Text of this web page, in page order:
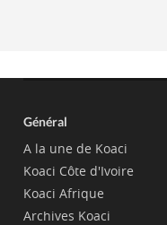
Général
A la une de Koaci
Koaci Côte d'Ivoire
Koaci Afrique
Archives Koaci